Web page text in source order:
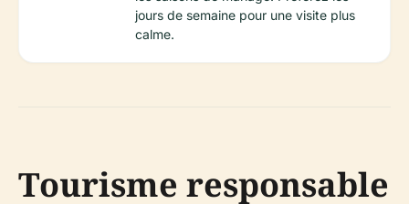
jours de semaine pour une visite plus
calme.
Tourisme responsable